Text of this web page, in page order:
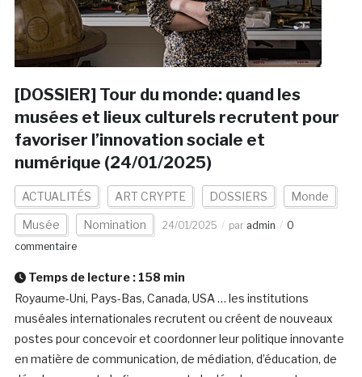
[DOSSIER] Tour du monde: quand les
musées et lieux culturels recrutent pour
favoriser l’innovation sociale et
numérique (24/01/2025)
ACTUALITÉS ART CRYPTE DOSSIERS Monde
Musée Nomination 24/01/2025 par admin
0
commentaire
Temps de lecture : 158 min
Royaume-Uni, Pays-Bas, Canada, USA … les institutions
muséales internationales recrutent ou créent de nouveaux
postes pour concevoir et coordonner leur politique innovante
en matière de communication, de médiation, d’éducation, de